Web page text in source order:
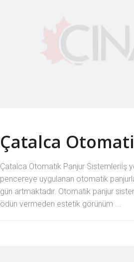
Çatalca
Çatalca Otomatik Panjur Sistemleriİş
pencereye uygulanan otomatik
gün artmaktadır. Otomatik panjur
ödün vermeden estetik görünüm ...